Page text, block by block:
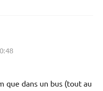
que dans un bus (tout au